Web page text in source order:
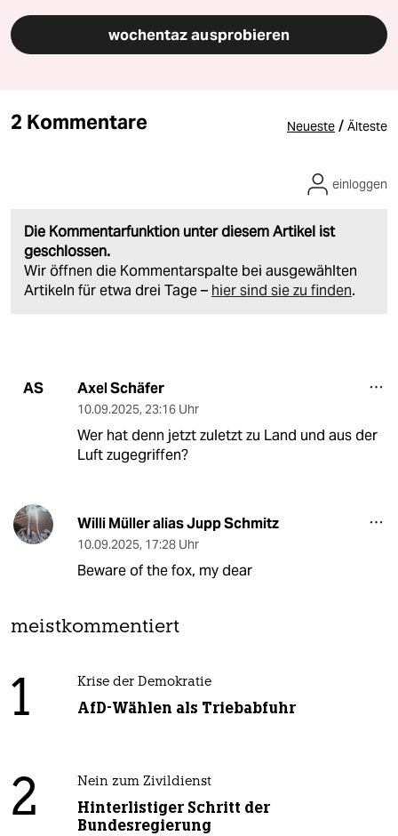
wochentaz ausprobieren
2 Kommentare Neueste / Älteste
Die Kommentarfunktion unter diesem Artikel ist
geschlossen.
Wir öffnen die Kommentarspalte bei ausgewählten
Artikeln für etwa drei Tage – hier sind sie zu finden.
einloggen
AS Axel Schäfer
10.09.2025, 23:16 Uhr
Wer hat denn jetzt zuletzt zu Land und aus der
Luft zugegriffen?
Willi Müller alias Jupp Schmitz
10.09.2025, 17:28 Uhr
Beware of the fox, my dear
meistkommentiert
1 Krise der Demokratie
AfD-Wählen als Triebabfuhr
2 Nein zum Zivildienst
Hinterlistiger Schritt der
Bundesregierung